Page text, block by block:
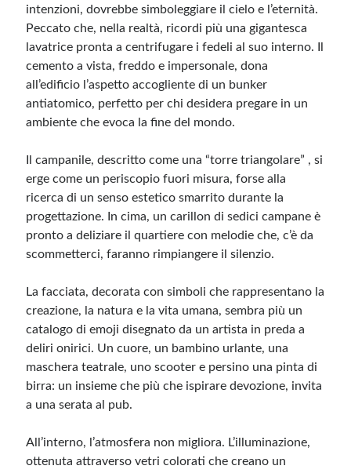
considerate di pubblico dominio. Qualora la loro pubblicazione violasse eventuali
immediatamente rimosse. L’autore del blog non è responsabile dei siti collegati
Meta
Feed dei commenti
WordPress.org
intenzioni, dovrebbe simboleggiare il cielo e l’eternità.
Peccato che, nella realtà, ricordi più una gigantesca
lavatrice pronta a centrifugare i fedeli al suo interno. Il
cemento a vista, freddo e impersonale, dona
all’edificio l’aspetto accogliente di un bunker
antiatomico, perfetto per chi desidera pregare in un
ambiente che evoca la fine del mondo.
Il campanile, descritto come una “torre triangolare” , si
erge come un periscopio fuori misura, forse alla
ricerca di un senso estetico smarrito durante la
progettazione. In cima, un carillon di sedici campane è
pronto a deliziare il quartiere con melodie che, c’è da
scommetterci, faranno rimpiangere il silenzio.
La facciata, decorata con simboli che rappresentano la
creazione, la natura e la vita umana, sembra più un
catalogo di emoji disegnato da un artista in preda a
deliri onirici. Un cuore, un bambino urlante, una
maschera teatrale, uno scooter e persino una pinta di
birra: un insieme che più che ispirare devozione, invita
a una serata al pub.
All’interno, l’atmosfera non migliora. L’illuminazione,
ottenuta attraverso vetri colorati che creano un